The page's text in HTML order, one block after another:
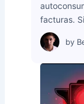
facturas.
by